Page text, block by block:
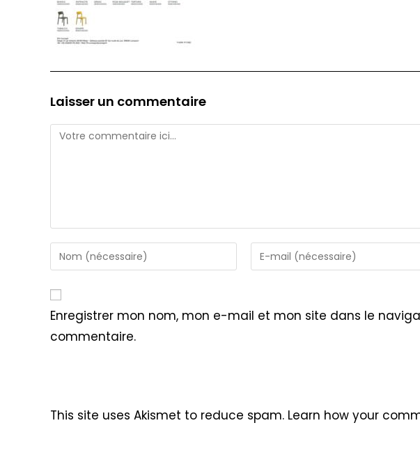
Laisser un commentaire
Comment
Enter
your
or
username
to
Enter
your
to
Enregistrer mon nom, mon e-mail et mon site dans le
commentaire.
This site uses Akismet to reduce spam. Learn how your